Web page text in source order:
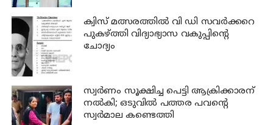
ക്വിസ് മത്സരത്തില്‍ വി ഡി സവര്‍ക്കറെ
പുകഴ്ത്തി വിദ്യാഭ്യാസ വകുപ്പിന്റെ
ചോദ്യം
സ്വര്‍ണം സൂക്ഷിച്ച പെട്ടി ആക്രിക്കാരന്
നല്‍കി; ഒടുവില്‍ പത്തര പവന്റെ
സ്വര്‍മാല കണ്ടെത്തി